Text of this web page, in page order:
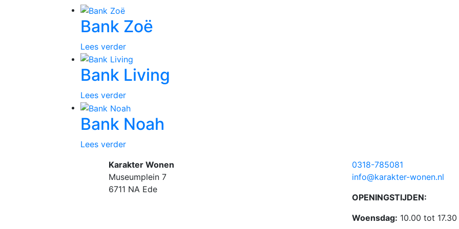
Bank Zoë
Lees verder
Bank Living
Lees verder
Bank Noah
Lees verder
Karakter Wonen
Museumplein 7
6711 NA Ede
0318-785081
info@karakter-wonen.nl
OPENINGSTIJDEN:
Woensdag: 10.00 tot